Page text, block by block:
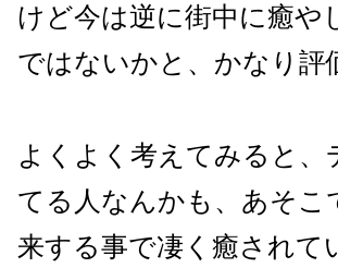
けど今は逆に街中に癒
ではないかと、かなり評
よくよく考えてみると
てる人なんかも、あそこ
来する事で凄く癒され